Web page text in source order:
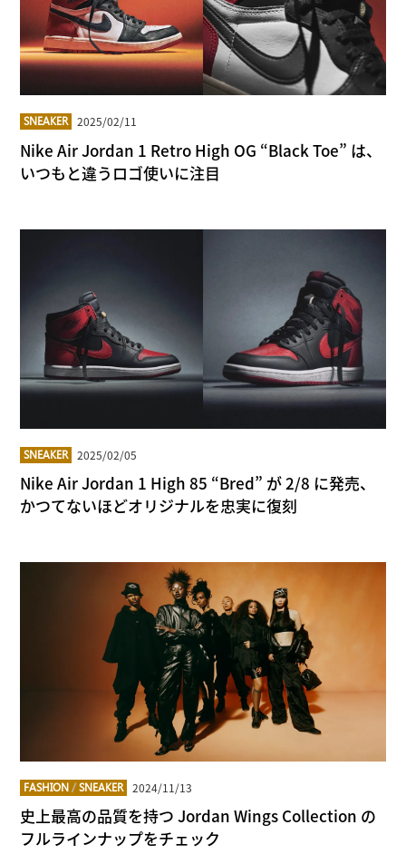
SNEAKER 2025/02/11
Nike Air Jordan 1 Retro High OG “Black Toe” は、
いつもと違うロゴ使いに注目
SNEAKER 2025/02/05
Nike Air Jordan 1 High 85 “Bred” が 2/8 に発売、
かつてないほどオリジナルを忠実に復刻
FASHION /SNEAKER 2024/11/13
史上最高の品質を持つ Jordan Wings Collection の
フルラインナップをチェック